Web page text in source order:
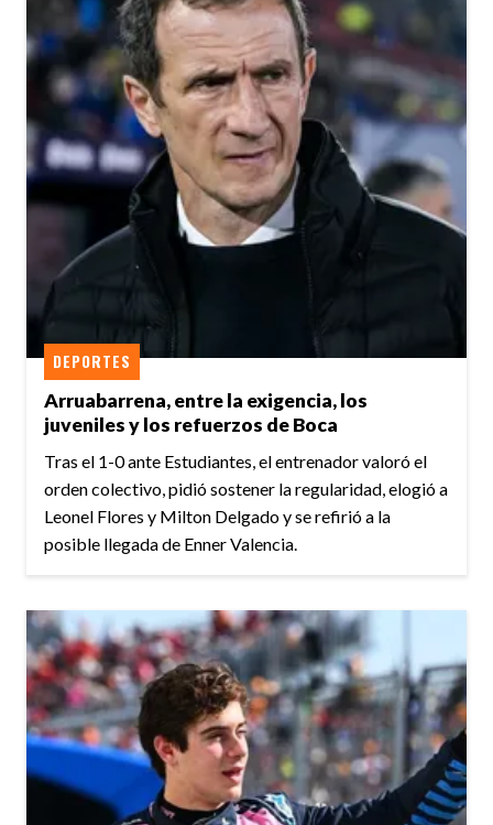
Arruabarrena, entre la exigencia, los
juveniles y los refuerzos de Boca
DEPORTES
Tras el 1-0 ante Estudiantes, el entrenador valoró el
orden colectivo, pidió sostener la regularidad, elogió a
Leonel Flores y Milton Delgado y se refirió a la
posible llegada de Enner Valencia.